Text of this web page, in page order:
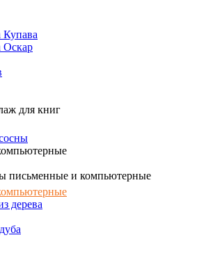
Купава
Оскар
для книг
письменные и компьютерные
дерева